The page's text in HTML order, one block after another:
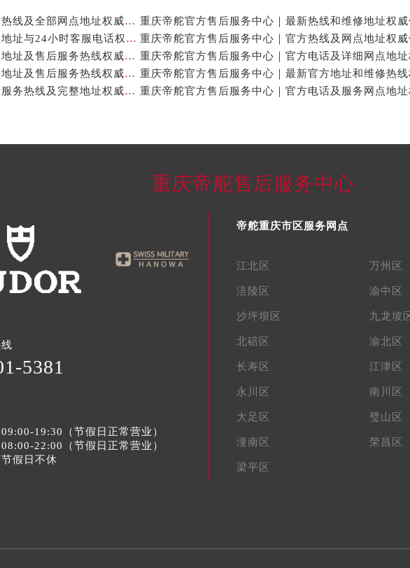
重庆帝舵官方售后服务中心｜最新热线及全部网点地址权威信息公示（2026年7月最新）
重庆帝舵官方售后服务中心｜网点地址与24小时客服电话权威信息公示（2026年7月最新）
重庆帝舵官方售后服务中心｜网点地址及售后服务热线权威信息公示（2026年7月最新）
重庆帝舵官方售后服务中心｜完整地址及售后服务热线权威信息公示（2026年7月最新）
重庆帝舵官方售后服务中心｜全新服务热线及完整地址权威信息公示（2026年7月最新）
重庆帝舵售后服务中心
5381
19:30（节假日正常营业）
22:00（节假日正常营业）
假日不休
帝舵重庆市区服务网点
江北区 万州区
涪陵区 渝中区
沙坪坝区 九龙坡
北碚区 渝北区
长寿区 江津区
永川区 南川区
大足区 璧山区
潼南区 荣昌区
梁平区